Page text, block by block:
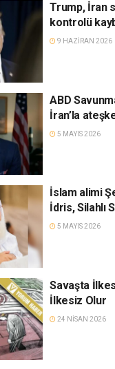
Trump, İran
kontrolü
9 HAZIRAN 2026
ABD
İran’la
5 MAYIS 2026
İslam alimi
İdris, Silahlı
5 MAYIS 2026
Savaşta
İlkesiz Olur
24 NISAN 2026